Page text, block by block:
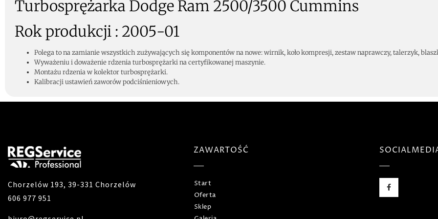
Turbosprężarka Dodge Ram 2500/3500 Cummins
Rok produkcji : 2005-01
Polega to na zamianie wszystkich zużywających się komponentów na nowe: wirnik, koło kompresji, zestaw naprawczy, talerzyk,
Wyważeniu i doważenie rdzenia turbosprężarki na certyfikowanej maszynie.
Montażu rdzenia w kolektor turbosprężarki.
Kalibracji ustawień zaworów podciśnieniowych.
Chorzelów 193, 39-331 Chorzelów
606 977 951
ZAWARTOŚĆ
Start
Oferta
Sklep